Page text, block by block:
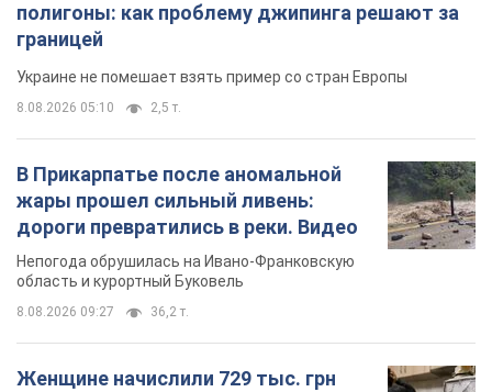
полигоны: как проблему джипинга решают за
границей
Украине не помешает взять пример со стран Европы
8.08.2026 05:10 2,5 т.
В Прикарпатье после аномальной
жары прошел сильный ливень:
дороги превратились в реки. Видео
Непогода обрушилась на Ивано-Франковскую
область и курортный Буковель
8.08.2026 09:27 36,2 т.
Женщине начислили 729 тыс. грн